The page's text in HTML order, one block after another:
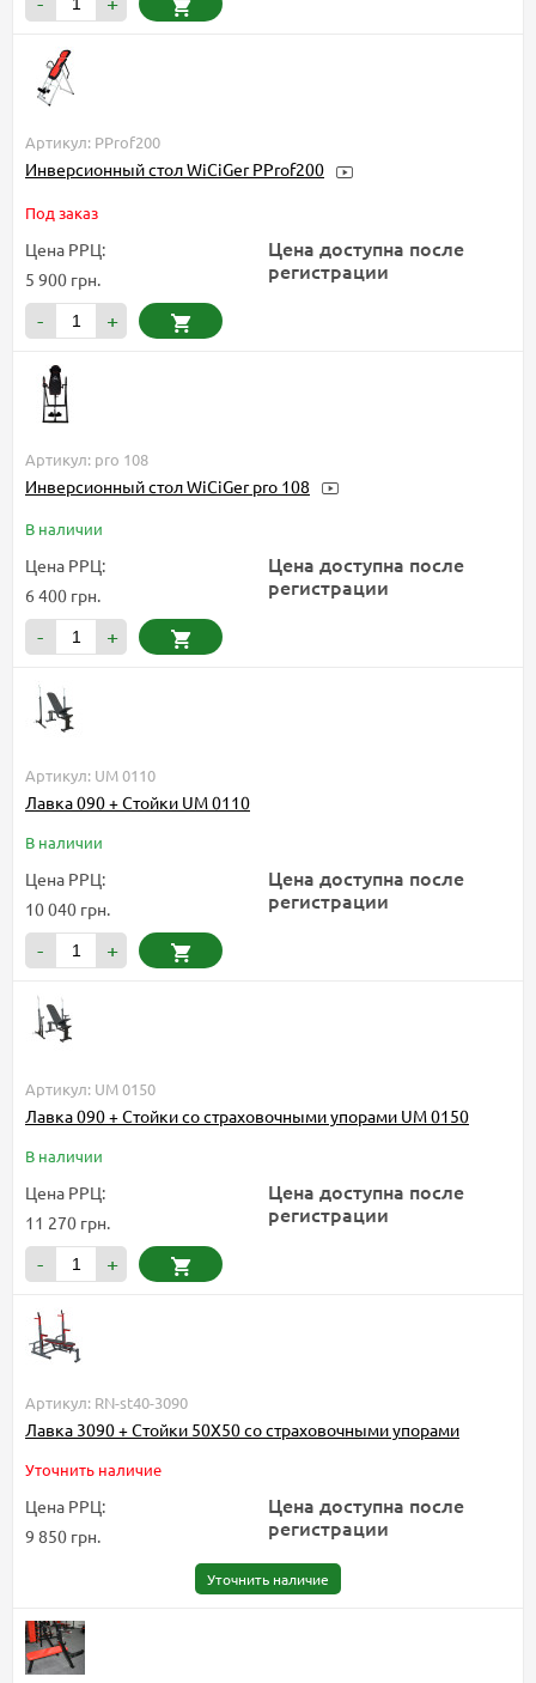
Артикул: PProf200
Инверсионный стол WiCiGer PProf200
Под заказ
Цена РРЦ:
5 900 грн.
Цена доступна после
регистрации
- +
Артикул: pro 108
Инверсионный стол WiCiGer pro 108
В наличии
Цена РРЦ:
6 400 грн.
Цена доступна после
регистрации
- +
Артикул: UM 0110
Лавка 090 + Стойки UM 0110
В наличии
Цена РРЦ:
10 040 грн.
Цена доступна после
регистрации
- +
Артикул: UM 0150
Лавка 090 + Стойки со страховочными упорами UM 0150
В наличии
Цена РРЦ:
11 270 грн.
Цена доступна после
регистрации
- +
Артикул: RN-st40-3090
Лавка 3090 + Стойки 50Х50 со страховочными упорами
Уточнить наличие
Цена РРЦ:
9 850 грн.
Цена доступна после
регистрации
Уточнить наличие